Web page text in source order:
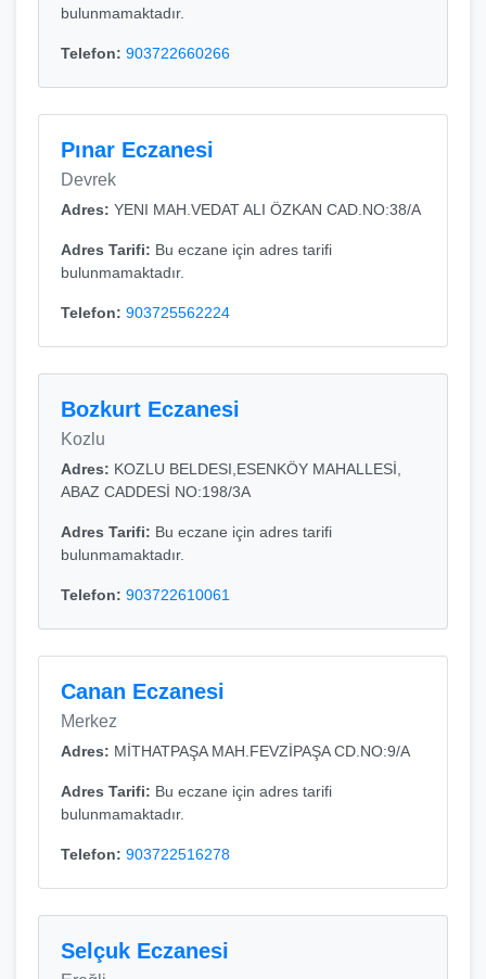
bulunmamaktadır.
Telefon: 903722660266
Pınar Eczanesi
Devrek
Adres: YENI MAH.VEDAT ALI ÖZKAN CAD.NO:38/A
Adres Tarifi: Bu eczane için adres tarifi
bulunmamaktadır.
Telefon: 903725562224
Bozkurt Eczanesi
Kozlu
Adres: KOZLU BELDESI,ESENKÖY MAHALLESİ,
ABAZ CADDESİ NO:198/3A
Adres Tarifi: Bu eczane için adres tarifi
bulunmamaktadır.
Telefon: 903722610061
Canan Eczanesi
Merkez
Adres: MİTHATPAŞA MAH.FEVZİPAŞA CD.NO:9/A
Adres Tarifi: Bu eczane için adres tarifi
bulunmamaktadır.
Telefon: 903722516278
Selçuk Eczanesi